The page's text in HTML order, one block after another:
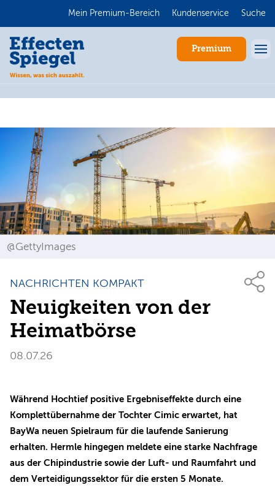
Mein Premium-Bereich Kundenservice Suche
Premium
@GettyImages
NACHRICHTEN KOMPAKT
Neuigkeiten von der
Heimatbörse
08.07.26
Während Hochtief positive Ergebniseffekte durch eine
Komplettübernahme der Tochter Cimic erwartet, hat
BayWa neuen Spielraum für die laufende Sanierung
erhalten. Hermle hingegen meldete eine starke Nachfrage
aus der Chipindustrie sowie der Luft- und Raumfahrt und
dem Verteidigungssektor für die ersten 5 Monate.
Anmelden